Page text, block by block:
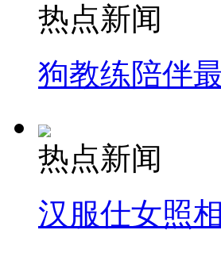
热点新闻
狗教练陪伴
热点新闻
汉服仕女照